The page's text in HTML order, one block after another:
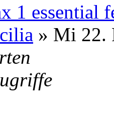
1 essential
» Mi 22.